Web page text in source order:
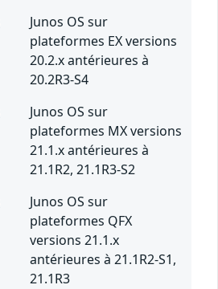
Junos OS sur
plateformes EX versions
20.2.x antérieures à
20.2R3-S4
Junos OS sur
plateformes MX versions
21.1.x antérieures à
21.1R2, 21.1R3-S2
Junos OS sur
plateformes QFX
versions 21.1.x
antérieures à 21.1R2-S1,
21.1R3